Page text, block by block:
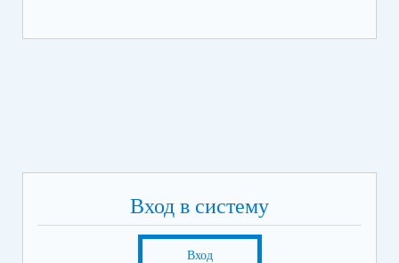
Вход в систему
Вход